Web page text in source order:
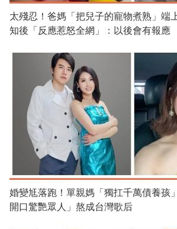
太殘忍！爸媽「把兒子的寵物煮熟」
知後「反應惹怒全網」：以後會有報應
婚變尪落跑！單親媽「獨扛千萬債養
開口驚艷眾人」熬成台灣歌后